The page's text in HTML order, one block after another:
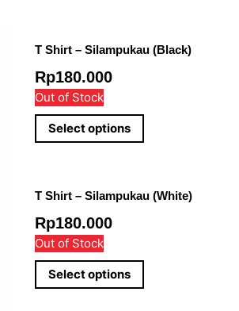
T Shirt – Silampukau (Black)
Rp180.000
Out of Stock
Select options
T Shirt – Silampukau (White)
Rp180.000
Out of Stock
Select options